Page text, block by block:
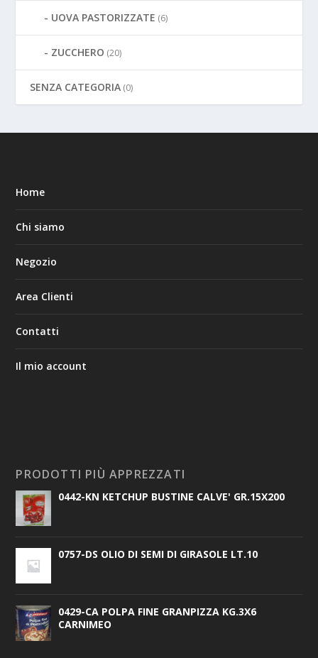
UOVA PASTORIZZATE (6)
ZUCCHERO (20)
SENZA CATEGORIA (0)
Home
Chi siamo
Negozio
Area Clienti
Contatti
Il mio account
PRODOTTI PIÙ APPREZZATI
0442-KN KETCHUP BUSTINE CALVE' GR.15X200
0757-DS OLIO DI SEMI DI GIRASOLE LT.10
0429-CA POLPA FINE GRANPIZZA KG.3X6
CARNIMEO